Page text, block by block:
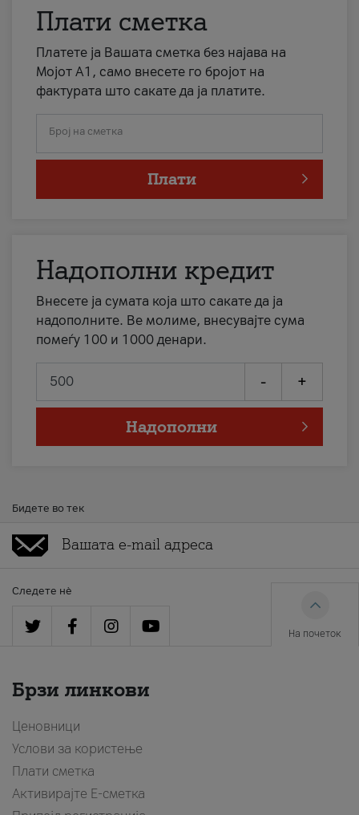
Плати сметка
Платете ја Вашата сметка без најава на
Мојот А1, само внесете го бројот на
фактурата што сакате да ја платите.
Број на сметка
Плати
Надополни кредит
Внесете ја сумата која што сакате да ја
надополните. Ве молиме, внесувајте сума
помеѓу 100 и 1000 денари.
- +
Надополни
Бидете во тек
Следете нè
На почеток
Брзи линкови
Ценовници
Услови за користење
Плати сметка
Активирајте Е-сметка